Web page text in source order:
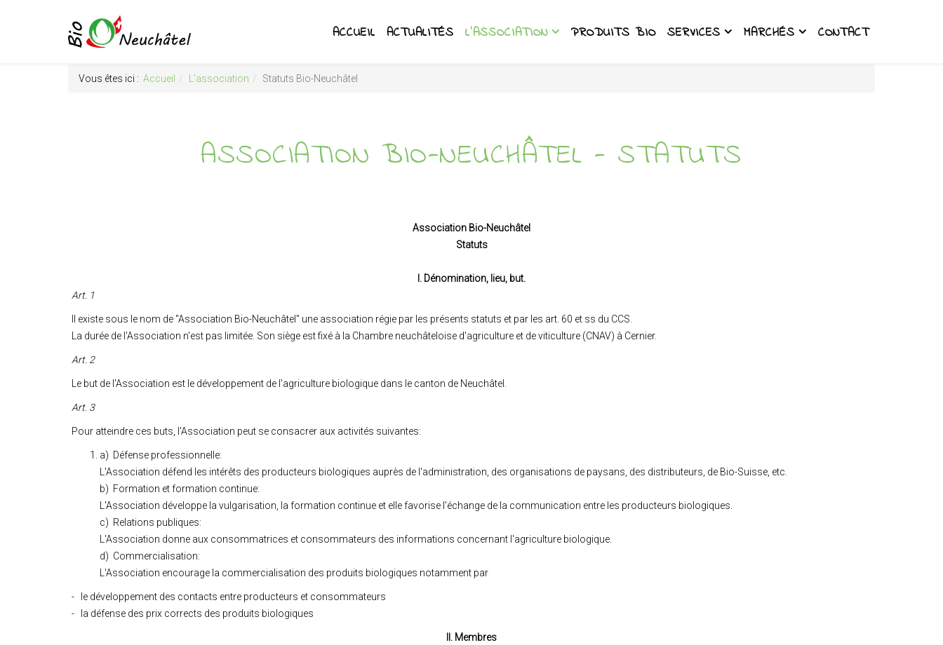
ACCUEIL ACTUALITÉS L'ASSOCIATION PRODUITS BIO SERVICES MARCHÉS CONTACT
Vous êtes ici : Accueil L'association Statuts Bio-Neuchâtel
ASSOCIATION BIO-NEUCHÂTEL - STATUTS
Association Bio-Neuchâtel
Statuts
I. Dénomination, lieu, but.
Art. 1
Il existe sous le nom de "Association Bio-Neuchâtel" une association régie par les présents statuts et par les art. 60 et ss du CCS.
La durée de l'Association n'est pas limitée. Son siège est fixé à la Chambre neuchâteloise d'agriculture et de viticulture (CNAV) à Cernier.
Art. 2
Le but de l'Association est le développement de l'agriculture biologique dans le canton de Neuchâtel.
Art. 3
Pour atteindre ces buts, l'Association peut se consacrer aux activités suivantes:
a) Défense professionnelle:
L'Association défend les intérêts des producteurs biologiques auprès de l'administration, des organisations de paysans, des distributeurs, de Bio-Suisse, etc.
b) Formation et formation continue:
L'Association développe la vulgarisation, la formation continue et elle favorise l'échange de la communication entre les producteurs biologiques.
c) Relations publiques:
L'Association donne aux consommatrices et consommateurs des informations concernant l'agriculture biologique.
d) Commercialisation:
L'Association encourage la commercialisation des produits biologiques notamment par
- le développement des contacts entre producteurs et consommateurs
- la défense des prix corrects des produits biologiques
II. Membres